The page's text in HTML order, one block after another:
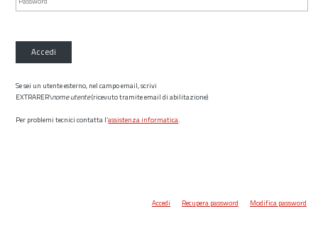
Accedi
Se sei un utente esterno, nel campo email, scrivi
EXTRARER\nome utente(ricevuto tramite email di abilitazione)
Per problemi tecnici contatta l’assistenza informatica.
Accedi Recupera password Modifica password